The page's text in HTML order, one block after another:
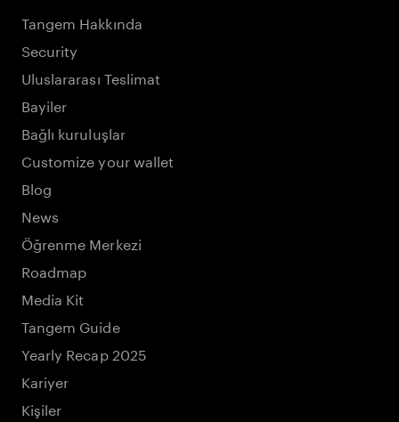
Tangem Hakkında
Security
Uluslararası Teslimat
Bayiler
Bağlı kuruluşlar
Customize your wallet
Blog
News
Öğrenme Merkezi
Roadmap
Media Kit
Tangem Guide
Yearly Recap 2025
Kariyer
Kişiler